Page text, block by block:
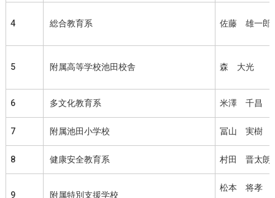
4 総合教育系 佐藤 雄一郎
5 附属高等学校池田校舎 森 大光
6 多文化教育系 米澤 千昌
7 附属池田小学校 冨山 実樹
8 健康安全教育系 村田 晋太朗
9 附属特別支援学校
松本 将孝